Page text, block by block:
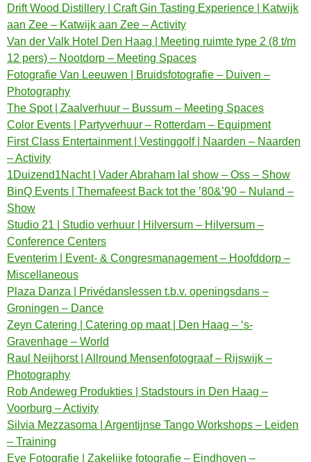
Drift Wood Distillery | Craft Gin Tasting Experience | Katwijk
aan Zee – Katwijk aan Zee – Activity
Van der Valk Hotel Den Haag | Meeting ruimte type 2 (8 t/m
12 pers) – Nootdorp – Meeting Spaces
Fotografie Van Leeuwen | Bruidsfotografie – Duiven –
Photography
The Spot | Zaalverhuur – Bussum – Meeting Spaces
Color Events | Partyverhuur – Rotterdam – Equipment
First Class Entertainment | Vestinggolf | Naarden – Naarden
– Activity
1Duizend1Nacht | Vader Abraham lal show – Oss – Show
BinQ Events | Themafeest Back tot the ’80&’90 – Nuland –
Show
Studio 21 | Studio verhuur | Hilversum – Hilversum –
Conference Centers
Eventerim | Event- & Congresmanagement – Hoofddorp –
Miscellaneous
Plaza Danza | Privédanslessen t.b.v. openingsdans –
Groningen – Dance
Zeyn Catering | Catering op maat | Den Haag – ‘s-
Gravenhage – World
Raul Neijhorst | Allround Mensenfotograaf – Rijswijk –
Photography
Rob Andeweg Produkties | Stadstours in Den Haag –
Voorburg – Activity
Silvia Mezzasoma | Argentijnse Tango Workshops – Leiden
– Training
Eye Fotografie | Zakelijke fotografie – Eindhoven –